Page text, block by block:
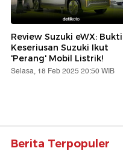
Review Suzuki eWX: Bukti
Keseriusan Suzuki Ikut
'Perang' Mobil Listrik!
Selasa, 18 Feb 2025 20:50 WIB
Berita Terpopuler